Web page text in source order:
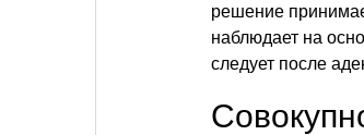
решение
наблюдает на
следует после